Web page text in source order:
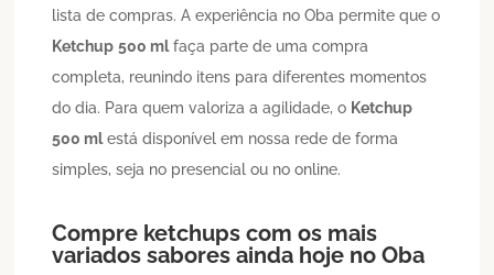
lista de compras. A experiência no Oba permite que o
Ketchup 500 mlfaça parte de uma compra
completa, reunindo itens para diferentes momentos
do dia. Para quem valoriza a agilidade, o Ketchup
500 mlestá disponível em nossa rede de forma
simples, seja no presencial ou no online.
Compre ketchups com os mais
variados sabores ainda hoje no Oba